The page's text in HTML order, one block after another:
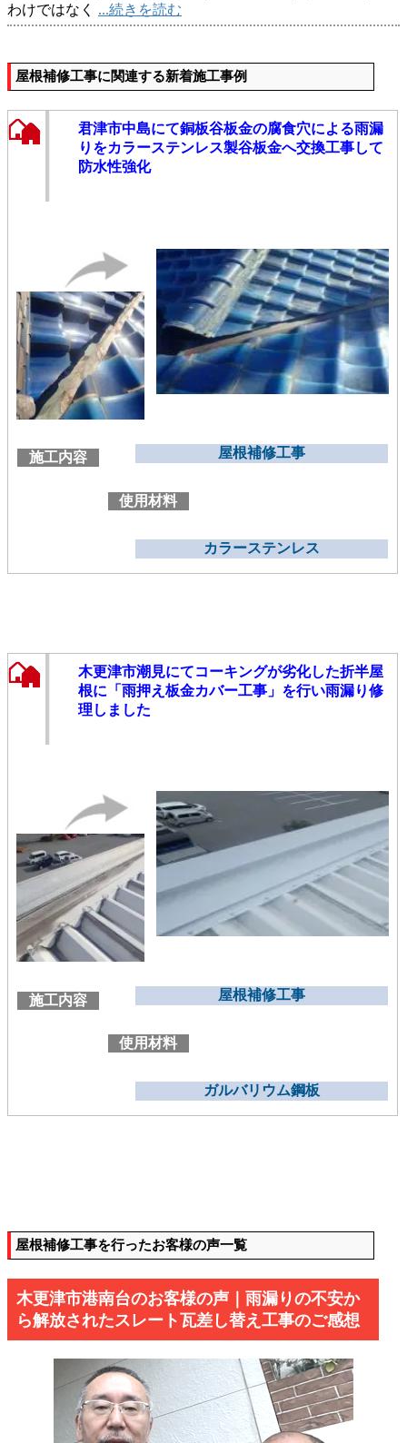
わけではなく ...続きを読む
屋根補修工事に関連する新着施工事例
君津市中島にて銅板谷板金の腐食穴による雨漏
りをカラーステンレス製谷板金へ交換工事して
防水性強化
施工内容 屋根補修工事
使用材料
カラーステンレス
木更津市潮見にてコーキングが劣化した折半屋
根に「雨押え板金カバー工事」を行い雨漏り修
理しました
施工内容 屋根補修工事
使用材料
ガルバリウム鋼板
屋根補修工事を行ったお客様の声一覧
木更津市港南台のお客様の声｜雨漏りの不安か
ら解放されたスレート瓦差し替え工事のご感想